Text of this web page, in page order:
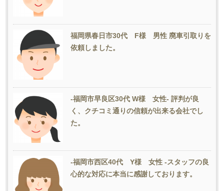
福岡県春日市30代 F様 男性 廃車引取りを
依頼しました。
-福岡市早良区30代 W様 女性- 評判が良
く、クチコミ通りの信頼が出来る会社でし
た。
-福岡市西区40代 Y様 女性 -スタッフの良
心的な対応に本当に感謝しております。